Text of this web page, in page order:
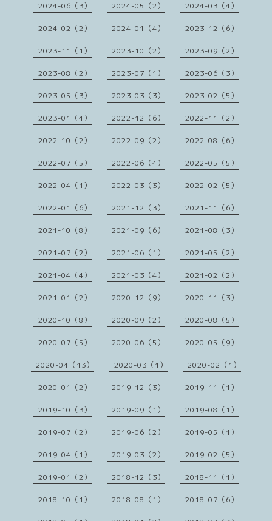
2024-06（3） 2024-05（2） 2024-03（4）
2024-02（2） 2024-01（4） 2023-12（6）
2023-11（1） 2023-10（2） 2023-09（2）
2023-08（2） 2023-07（1） 2023-06（3）
2023-05（3） 2023-03（3） 2023-02（5）
2023-01（4） 2022-12（6） 2022-11（2）
2022-10（2） 2022-09（2） 2022-08（6）
2022-07（5） 2022-06（4） 2022-05（5）
2022-04（1） 2022-03（3） 2022-02（5）
2022-01（6） 2021-12（3） 2021-11（6）
2021-10（8） 2021-09（6） 2021-08（3）
2021-07（2） 2021-06（1） 2021-05（2）
2021-04（4） 2021-03（4） 2021-02（2）
2021-01（2） 2020-12（9） 2020-11（3）
2020-10（8） 2020-09（2） 2020-08（5）
2020-07（5） 2020-06（5） 2020-05（9）
2020-04（13） 2020-03（1） 2020-02（1）
2020-01（2） 2019-12（3） 2019-11（1）
2019-10（3） 2019-09（1） 2019-08（1）
2019-07（2） 2019-06（2） 2019-05（1）
2019-04（1） 2019-03（2） 2019-02（5）
2019-01（2） 2018-12（3） 2018-11（1）
2018-10（1） 2018-08（1） 2018-07（6）